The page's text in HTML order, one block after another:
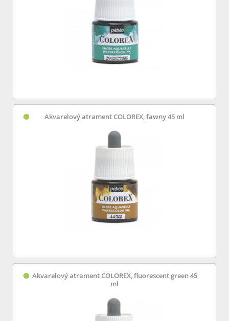
Akvarelový atrament COLOREX, fawny 45 ml
Akvarelový atrament COLOREX, fluorescent green 45
ml